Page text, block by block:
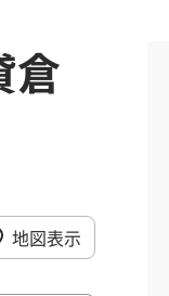
倉
地図表示